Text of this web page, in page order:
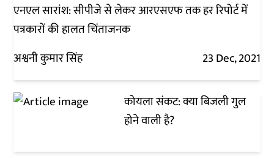
एनएल सारांश: सीपीजे से लेकर आरएसएफ तक हर रिपोर्ट में
पत्रकारों की हालत चिंताजनक
अश्वनी कुमार सिंह
23 Dec, 2021
कोयला संकट: क्या बिजली गुल
होने वाली है?